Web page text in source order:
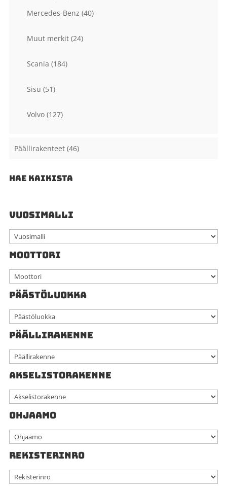
Mercedes-Benz (40)
Muut merkit (24)
Scania (184)
Sisu (51)
Volvo (127)
Päällirakenteet (46)
HAE KAIKISTA
VUOSIMALLI
MOOTTORI
PÄÄSTÖLUOKKA
PÄÄLLIRAKENNE
AKSELISTORAKENNE
OHJAAMO
REKISTERINRO